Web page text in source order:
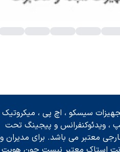
و مطمئن داشته باشید؟ تصور
ای‌ ترین سوئیچ‌های سیسکو را
مسیر موفقیت شبکه‌های حرفه‌
عالی و قیمت مناسب
سیسکو ، اچ پی ، میکروتیک
، ویدئوکنفرانس و پیجینگ تحت
معتبر می باشد. برای مدیران و